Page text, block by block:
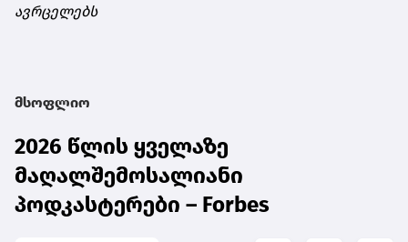
ავრცელებს
მსოფლიო
2026 წლის ყველაზე
მაღალშემოსალიანი
პოდკასტერები – Forbes